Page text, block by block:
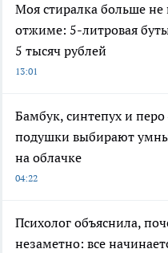
Моя стиралка больше не
отжиме: 5-литровая
5 тысяч рублей
13:01
Бамбук, синтепух и
подушки выбирают
на облачке
04:22
Психолог объяснила,
незаметно: все